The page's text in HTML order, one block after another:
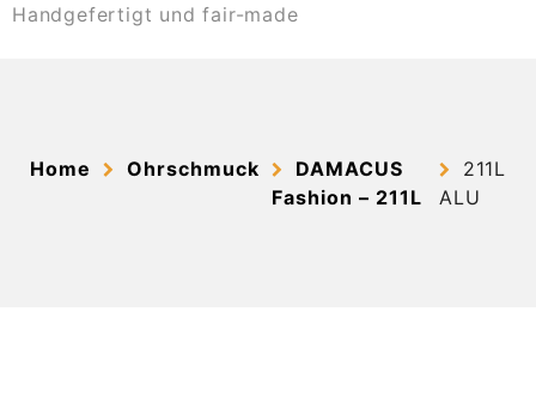
Handgefertigt und fair-made
Home Ohrschmuck
DAMACUS
Fashion – 211L
211L
ALU